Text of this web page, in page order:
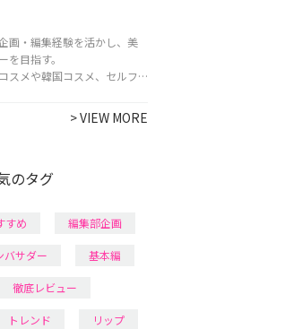
して活動中。
イプパーソナルカラー診
プ診断・骨格診断によるイ
サルティングも行っていま
画・編集経験を活かし、美
を目指す。
スメや韓国コスメ、セルフ
報をチェック。家事や育児の合
入れられる時短美容テクも実
>VIEW MORE
のタグ
すめ 編集部企画
バサダー 基本編
徹底レビュー
トレンド リップ